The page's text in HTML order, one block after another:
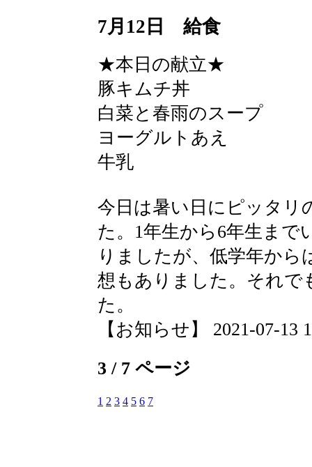
7月12日 給食
★本日の献立★
豚キムチ丼
白菜と春雨のスープ
ヨーグルトあえ
牛乳
今日は暑い日にピッタリ
た。1年生から6年生まで
りましたが、低学年か
想もありました。それで
た。
【お知らせ】 2021-07-13
3 / 7 ページ
1 2 3 4 5 6 7